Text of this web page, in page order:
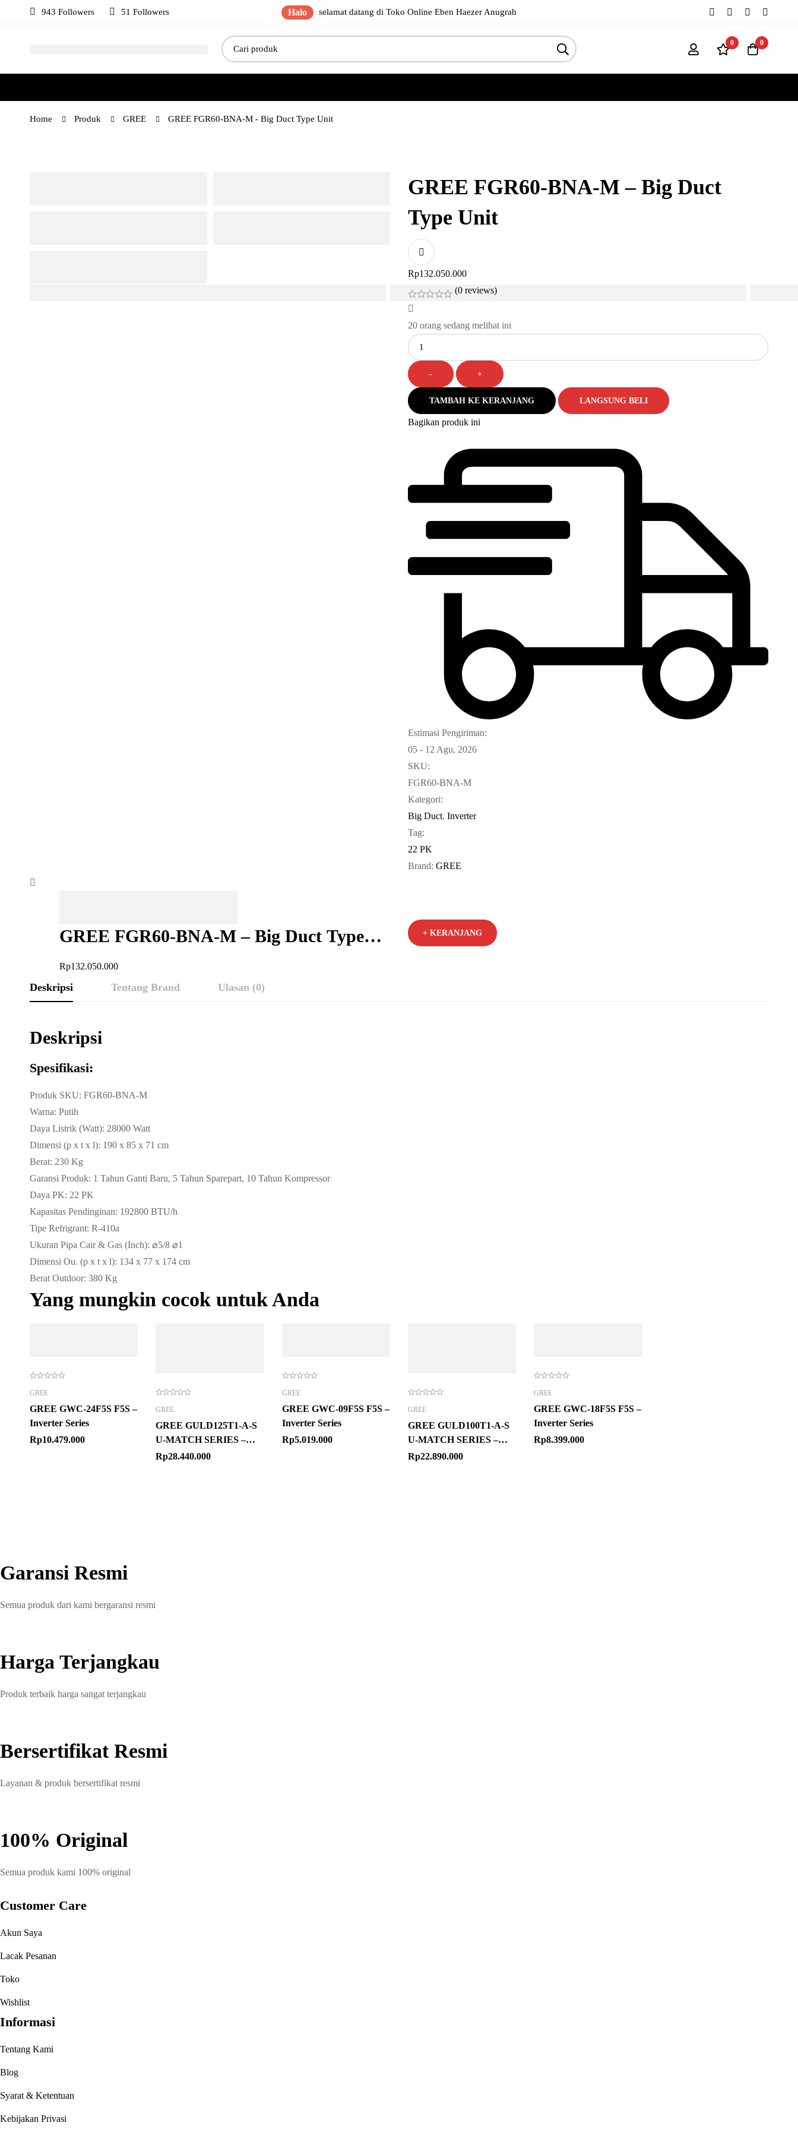
943 Followers 51 Followers Halo selamat datang di Toko Online Eben Haezer Anugrah
Search
for:
0 0
Home Produk GREE GREE FGR60-BNA-M - Big Duct Type Unit
GREE FGR60-BNA-M – Big Duct
Type Unit
Rp132.050.000
(0 reviews)
20 orang sedang melihat ini
Jumlah
- +
TAMBAH KE KERANJANG LANGSUNG BELI
Bagikan produk ini
Estimasi Pengiriman:
05 - 12 Agu, 2026
SKU:
FGR60-BNA-M
Kategori:
Big Duct, Inverter
Tag:
22 PK
Brand: GREE
GREE FGR60-BNA-M – Big Duct Type
Unit
Rp132.050.000
+ KERANJANG
Deskripsi Tentang Brand Ulasan (0)
Deskripsi
Spesifikasi:
Produk SKU: FGR60-BNA-M
Warna: Putih
Daya Listrik (Watt): 28000 Watt
Dimensi (p x t x l): 190 x 85 x 71 cm
Berat: 230 Kg
Garansi Produk: 1 Tahun Ganti Baru, 5 Tahun Sparepart, 10 Tahun Kompressor
Daya PK: 22 PK
Kapasitas Pendinginan: 192800 BTU/h
Tipe Refrigrant: R-410a
Ukuran Pipa Cair & Gas (Inch): ⌀5/8 ⌀1
Dimensi Ou. (p x t x l): 134 x 77 x 174 cm
Berat Outdoor: 380 Kg
Yang mungkin cocok untuk Anda
GREE
GREE GWC-24F5S F5S –
Inverter Series
Rp10.479.000
GREE
GREE GULD125T1-A-S
U-MATCH SERIES –
CASSETTE
Rp28.440.000
GREE
GREE GWC-09F5S F5S –
Inverter Series
Rp5.019.000
GREE
GREE GULD100T1-A-S
U-MATCH SERIES –
CASSETTE
Rp22.890.000
GREE
GREE GWC-18F5S F5S –
Inverter Series
Rp8.399.000
Garansi Resmi
Semua produk dari kami bergaransi resmi
Harga Terjangkau
Produk terbaik harga sangat terjangkau
Bersertifikat Resmi
Layanan & produk bersertifikat resmi
100% Original
Semua produk kami 100% original
Customer Care
Akun Saya
Lacak Pesanan
Toko
Wishlist
Informasi
Tentang Kami
Blog
Syarat & Ketentuan
Kebijakan Privasi